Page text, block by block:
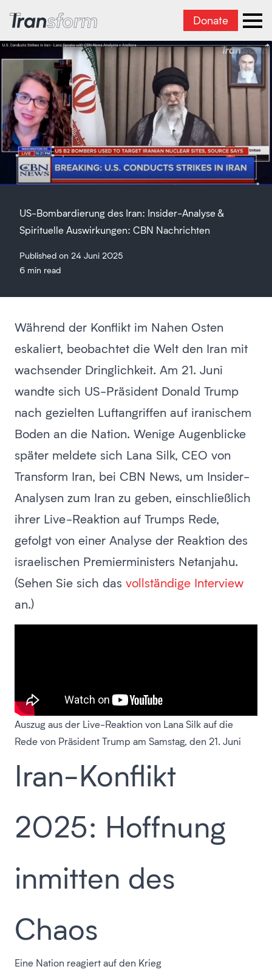
Transform Iran Donate
US-Bombardierung des Iran: Insider-Analyse &
Spirituelle Auswirkungen: CBN Nachrichten
Published on 24 Juni 2025
6 min read
Während der Konflikt im Nahen Osten
eskaliert, beobachtet die Welt den Iran mit
wachsender Dringlichkeit. Am 21. Juni
wandte sich US-Präsident Donald Trump
nach gezielten Luftangriffen auf iranischem
Boden an die Nation. Wenige Augenblicke
später meldete sich Lana Silk, CEO von
Transform Iran, bei CBN News, um Insider-
Analysen zum Iran zu geben, einschließlich
ihrer Live-Reaktion auf Trumps Rede,
gefolgt von einer Analyse der Reaktion des
israelischen Premierministers Netanjahu.
(Sehen Sie sich das vollständige Interview
an.)
Auszug aus der Live-Reaktion von Lana Silk auf die
Rede von Präsident Trump am Samstag, den 21. Juni
Iran-Konflikt
2025: Hoffnung
inmitten des
Chaos
Eine Nation reagiert auf den Krieg